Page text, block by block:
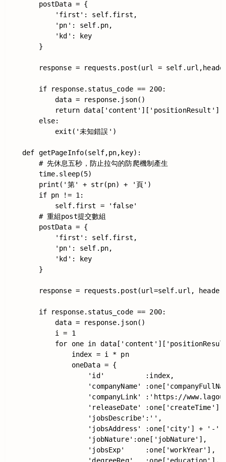
        postData = {
            'first': self.first,
            'pn': self.pn,
            'kd': key
        }
response = requests.post(url =
        if response.status_code == 200:
            data = response.json()
return
        else:
            exit('未知錯誤')
    def getPageInfo(self,pn,key):
        # 先休息五秒，防止拉勾的防爬機制產生
        time.sleep(5)
        print('第' + str(pn) + '頁')
        if pn != 1:
            self.first = 'false'
        # 重組post提交數組
        postData = {
            'first': self.first,
            'pn': self.pn,
            'kd': key
        }
response = requests.post(url=self.url,
        if response.status_code == 200:
            data = response.json()
            i = 1
for one in
                index = i * pn
                oneData = {
                    'id'          :index,
'companyName'
'companyLink' :'https://
                    'releaseDate' :one['createTime'],
                    'jobsDescribe':'',
'jobsAddress' :one['city'] + '-'
                    'jobNature':one['jobNature'],
                    'jobsExp'     :one['workYear'],